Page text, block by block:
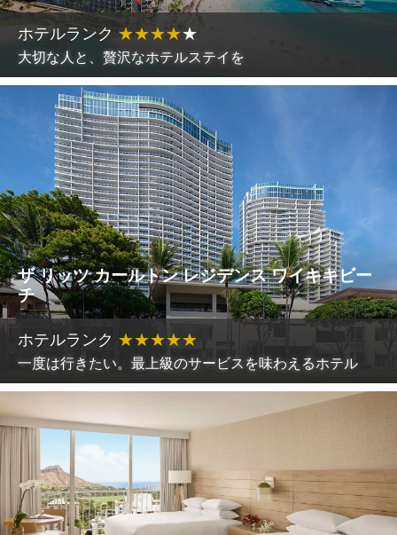
ホテルランク ★★★★★
大切な人と、贅沢なホテルステイを
ザ リッツ カールトン レジデンス ワイキキビー
チ
ホテルランク ★★★★★
一度は行きたい。最上級のサービスを味わえるホテル